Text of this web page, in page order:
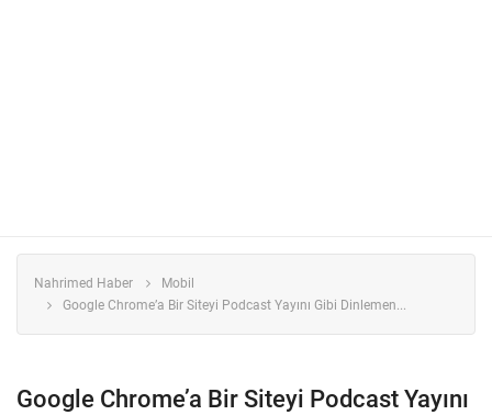
Nahrimed Haber
Mobil
Google Chrome’a Bir Siteyi Podcast Yayını Gibi Dinlemen...
Google Chrome’a Bir Siteyi Podcast Yayını